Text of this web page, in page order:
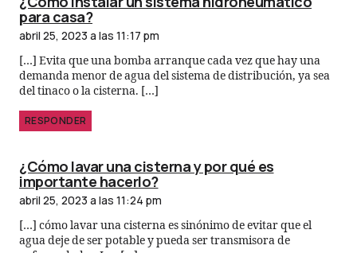
para casa?
abril 25, 2023 a las 11:17 pm
[…] Evita que una bomba arranque cada vez que hay una
demanda menor de agua del sistema de distribución, ya sea
del tinaco o la cisterna. […]
RESPONDER
¿Cómo lavar una cisterna y por qué es
importante hacerlo?
abril 25, 2023 a las 11:24 pm
[…] cómo lavar una cisterna es sinónimo de evitar que el
agua deje de ser potable y pueda ser transmisora de